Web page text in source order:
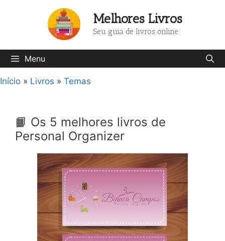
Melhores Livros
Seu guia de livros online
Menu
Início » Livros » Temas
📙 Os 5 melhores livros de
Personal Organizer